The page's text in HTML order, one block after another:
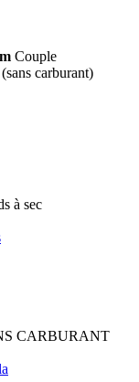
Couple
carburant)
à sec
CARBURANT